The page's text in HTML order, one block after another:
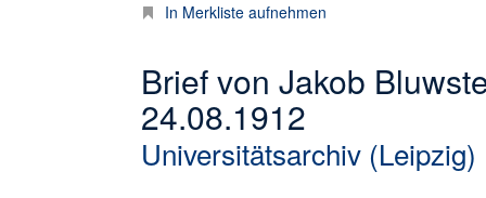
In Merkliste aufnehmen
Brief von Jakob
24.08.1912
Universitätsarchiv (Leipzig)